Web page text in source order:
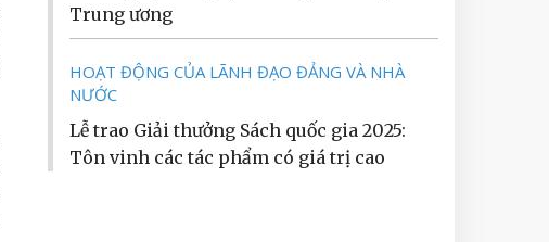
Trung ương
HOẠT ĐỘNG CỦA LÃNH ĐẠO ĐẢNG VÀ NHÀ
NƯỚC
Lễ trao Giải thưởng Sách quốc gia 2025:
Tôn vinh các tác phẩm có giá trị cao